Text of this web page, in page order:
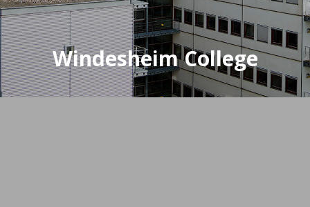
Windesheim College